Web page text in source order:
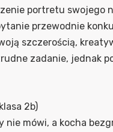
portretu swojego
przewodnie
szczerością,
zadanie, jednak
2b)
mówi, a kocha